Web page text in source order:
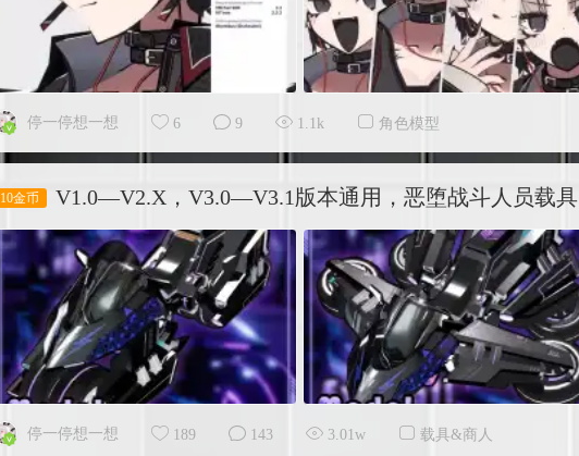
停一停想一想 6 9 1.1k 角色模型
10金币 V1.0—V2.X，V3.0—V3.1版本通用，恶堕战斗人员载具
停一停想一想 189 143 3.01w 载具&商人